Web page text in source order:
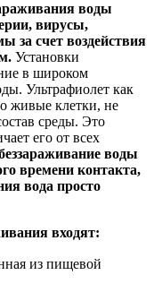
воды
вирусы,
за счет воздействия
Установки
в широком
Ультрафиолет как
живые клетки, не
среды. Это
его от всех
воды
времени контакта,
вода просто
входят:
из пищевой